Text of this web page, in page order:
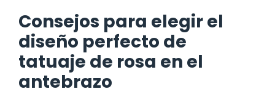
Consejos para elegir el
diseño perfecto de
tatuaje de rosa en el
antebrazo